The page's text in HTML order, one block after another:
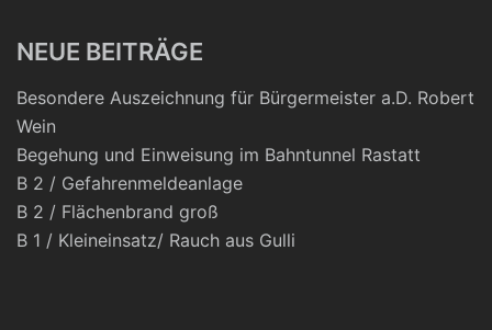
NEUE BEITRÄGE
Besondere Auszeichnung für Bürgermeister a.D. Robert
Wein
Begehung und Einweisung im Bahntunnel Rastatt
B 2 / Gefahrenmeldeanlage
B 2 / Flächenbrand groß
B 1 / Kleineinsatz/ Rauch aus Gulli